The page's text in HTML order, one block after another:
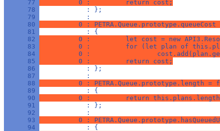
      77
          0 :         return cost;
      78
            : };
      79
            :
      80
0 : PETRA.Queue.prototype.queueCost
      81
            : {
      82
0 :         let cost = new
      83
0 :         for (let plan of
      84
0 :
      85
          0 :         return cost;
      86
            : };
      87
            :
      88
0 : PETRA.Queue.prototype.length =
      89
            : {
      90
0 :         return
      91
            : };
      92
            :
      93
0 :
      94
            : {